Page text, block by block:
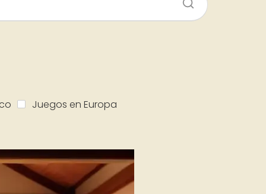
Juegos en Europa